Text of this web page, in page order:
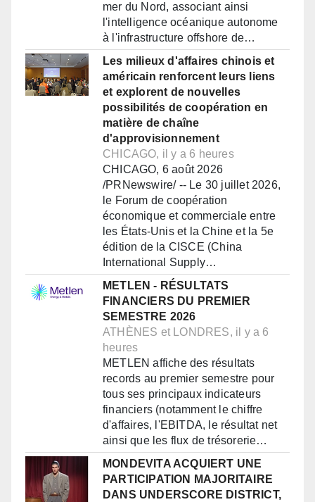
mer du Nord, associant ainsi
l'intelligence océanique autonome
à l'infrastructure offshore de…
Les milieux d'affaires chinois et
américain renforcent leurs liens
et explorent de nouvelles
possibilités de coopération en
matière de chaîne
d'approvisionnement
CHICAGO, il y a 6 heures
CHICAGO, 6 août 2026
/PRNewswire/ -- Le 30 juillet 2026,
le Forum de coopération
économique et commerciale entre
les États-Unis et la Chine et la 5e
édition de la CISCE (China
International Supply…
METLEN - RÉSULTATS
FINANCIERS DU PREMIER
SEMESTRE 2026
ATHÈNES et LONDRES, il y a 6
heures
METLEN affiche des résultats
records au premier semestre pour
tous ses principaux indicateurs
financiers (notamment le chiffre
d'affaires, l'EBITDA, le résultat net
ainsi que les flux de trésorerie…
MONDEVITA ACQUIERT UNE
PARTICIPATION MAJORITAIRE
DANS UNDERSCORE DISTRICT,